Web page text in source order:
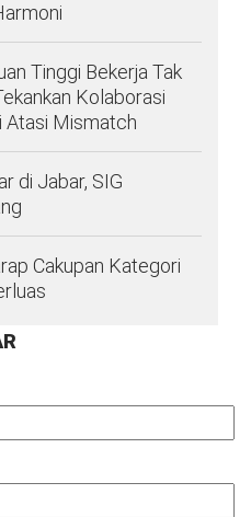
Tinggi Bekerja Tak
Kolaborasi
Atasi Mismatch
di Jabar, SIG
Cakupan Kategori